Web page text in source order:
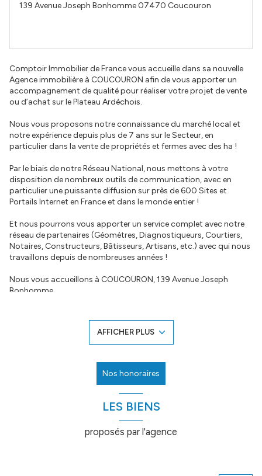
139 Avenue Joseph Bonhomme 07470 Coucouron
Comptoir Immobilier de France vous accueille dans sa nouvelle
Agence immobilière à COUCOURON afin de vous apporter un
accompagnement de qualité pour réaliser votre projet de vente
ou d’achat sur le Plateau Ardéchois.
Nous vous proposons notre connaissance du marché local et
notre expérience depuis plus de 7 ans sur le Secteur, en
particulier dans la vente de propriétés et fermes avec des ha !
Par le biais de notre Réseau National, nous mettons à votre
disposition de nombreux outils de communication, avec en
particulier une puissante diffusion sur près de 600 Sites et
Portails Internet en France et dans le monde entier !
Et nous pourrons vous apporter un service complet avec notre
réseau de partenaires (Géomètres, Diagnostiqueurs, Courtiers,
Notaires, Constructeurs, Bâtisseurs, Artisans, etc.) avec qui nous
travaillons depuis de nombreuses années !
Nous vous accueillons à COUCOURON, 139 Avenue Joseph
Bonhomme.
N’hésitez à nous laisser un message en cas d’absence.
ACHAT – VENTE – FINANCEMENT, nous aurons toujours une
AFFICHER PLUS
Nos honoraires
LES BIENS
proposés par l'agence